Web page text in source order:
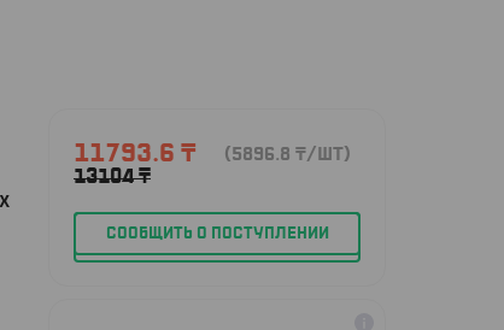
11793.6 ₸
13104₸
(5896.8 ₸/ШТ)
СООБЩИТЬ О ПОСТУПЛЕНИИ